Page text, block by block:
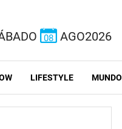
08 AGO2026
LIFESTYLE MUNDO